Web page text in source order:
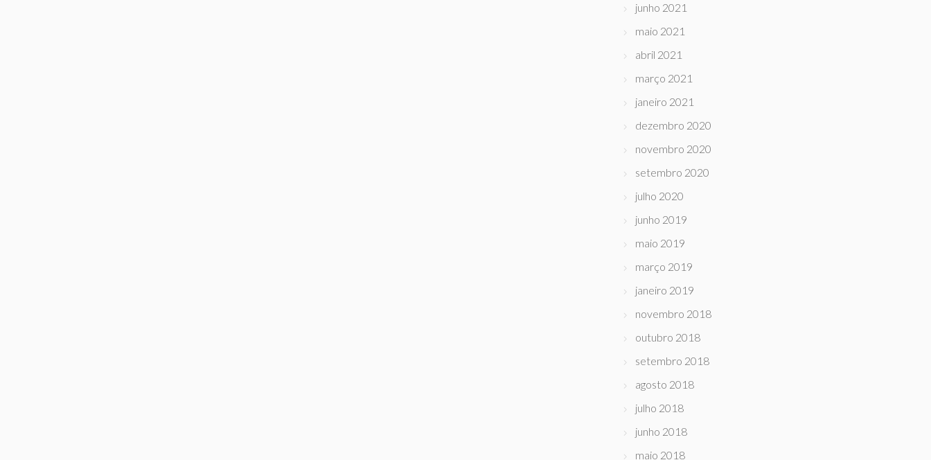
junho 2021
maio 2021
abril 2021
março 2021
janeiro 2021
dezembro 2020
novembro 2020
setembro 2020
julho 2020
junho 2019
maio 2019
março 2019
janeiro 2019
novembro 2018
outubro 2018
setembro 2018
agosto 2018
julho 2018
junho 2018
maio 2018